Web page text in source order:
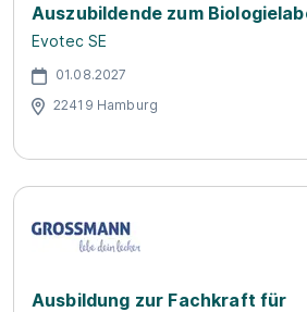
Auszubildende zum
Evotec SE
01.08.2027
22419 Hamburg
Ausbildung zur Fachkraft für